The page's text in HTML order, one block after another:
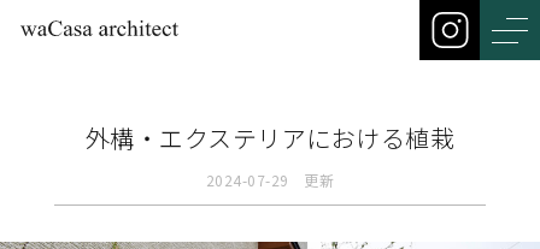
外構・エクステリアにおける植栽
2024-07-29 更新